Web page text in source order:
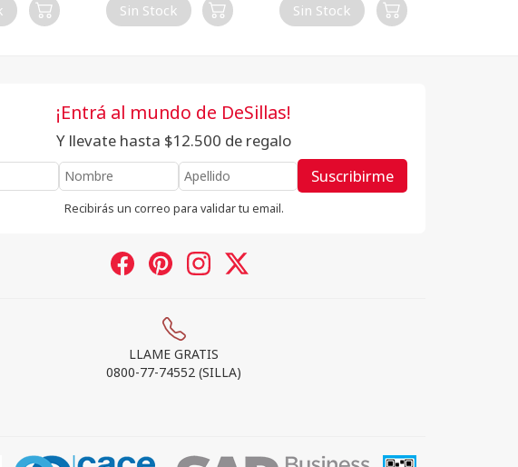
Sin Stock Sin Stock
¡Entrá al mundo de DeSillas!
Y llevate hasta $12.500 de regalo
Suscribirme
Recibirás un correo para validar tu email.
LLAME GRATIS
0800-77-74552 (SILLA)